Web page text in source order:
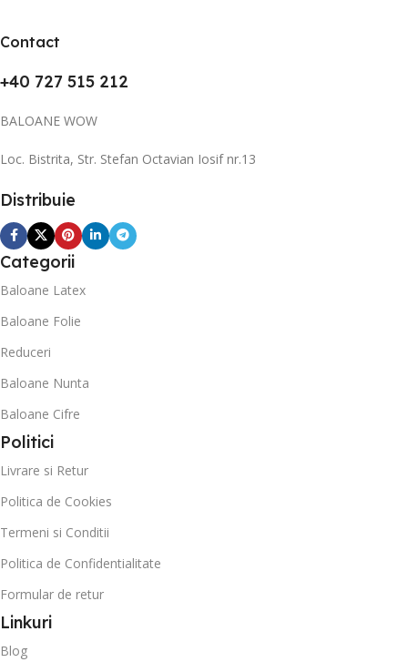
Contact
+40 727 515 212
BALOANE WOW
Loc. Bistrita, Str. Stefan Octavian Iosif nr.13
Distribuie
Categorii
Baloane Latex
Baloane Folie
Reduceri
Baloane Nunta
Baloane Cifre
Politici
Livrare si Retur
Politica de Cookies
Termeni si Conditii
Politica de Confidentialitate
Formular de retur
Linkuri
Blog